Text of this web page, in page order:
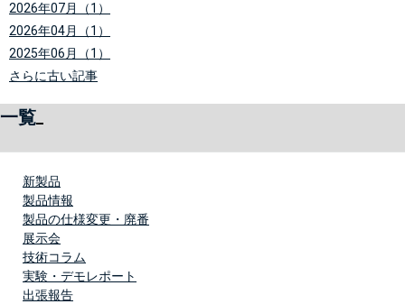
2026年07月（1）
2026年04月（1）
2025年06月（1）
さらに古い記事
一覧
新製品
製品情報
製品の仕様変更・廃番
展示会
技術コラム
実験・デモレポート
出張報告